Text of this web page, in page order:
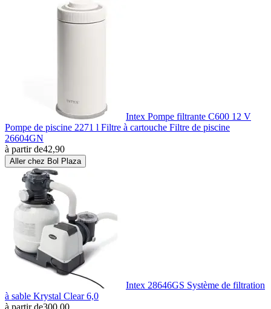
Intex Pompe filtrante C600 12 V
Pompe de piscine 2271 l Filtre à cartouche Filtre de piscine
26604GN
à partir de42,90
Aller chez Bol Plaza
Intex 28646GS Système de filtration
à sable Krystal Clear 6,0